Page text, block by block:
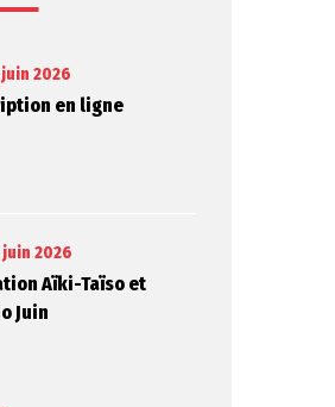
juin 2026
en ligne
juin 2026
Aïki-Taïso et
Juin